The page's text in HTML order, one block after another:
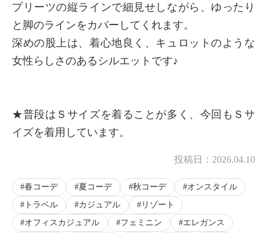
プリーツの縦ラインで細見せしながら、ゆったり
と脚のラインをカバーしてくれます。
深めの股上は、着心地良く、キュロットのような
女性らしさのあるシルエットです♪
★普段はＳサイズを着ることが多く、今回もＳサ
イズを着用しています。
投稿日： 2026.04.10
春コーデ 夏コーデ 秋コーデ
オンスタイル
トラベル
カジュアル
リゾート
オフィスカジュアル
フェミニン
エレガンス